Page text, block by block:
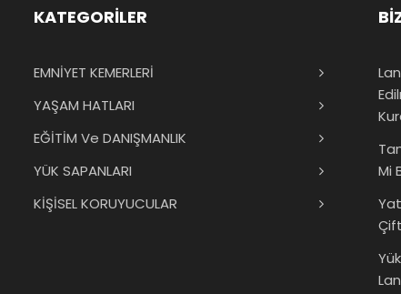
KATEGORİLER
EMNİYET KEMERLERİ
YAŞAM HATLARI
EĞİTİM Ve DANIŞMANLIK
YÜK SAPANLARI
KİŞİSEL KORUYUCULAR
Mi